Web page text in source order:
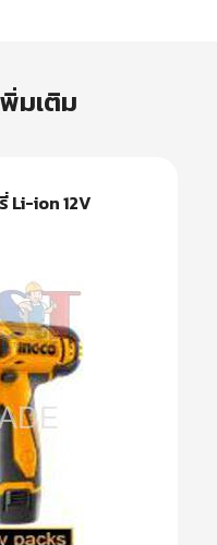
มเติม
Li-ion 12V